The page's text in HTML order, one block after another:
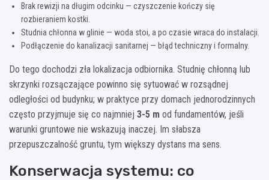
Brak rewizji na długim odcinku — czyszczenie kończy się
rozbieraniem kostki.
Studnia chłonna w glinie — woda stoi, a po czasie wraca do instalacji.
Podłączenie do kanalizacji sanitarnej — błąd techniczny i formalny.
Do tego dochodzi zła lokalizacja odbiornika. Studnię chłonną lub
skrzynki rozsączające powinno się sytuować w rozsądnej
odległości od budynku; w praktyce przy domach jednorodzinnych
często przyjmuje się co najmniej 3-5 m od fundamentów, jeśli
warunki gruntowe nie wskazują inaczej. Im słabsza
przepuszczalność gruntu, tym większy dystans ma sens.
Konserwacja systemu: co